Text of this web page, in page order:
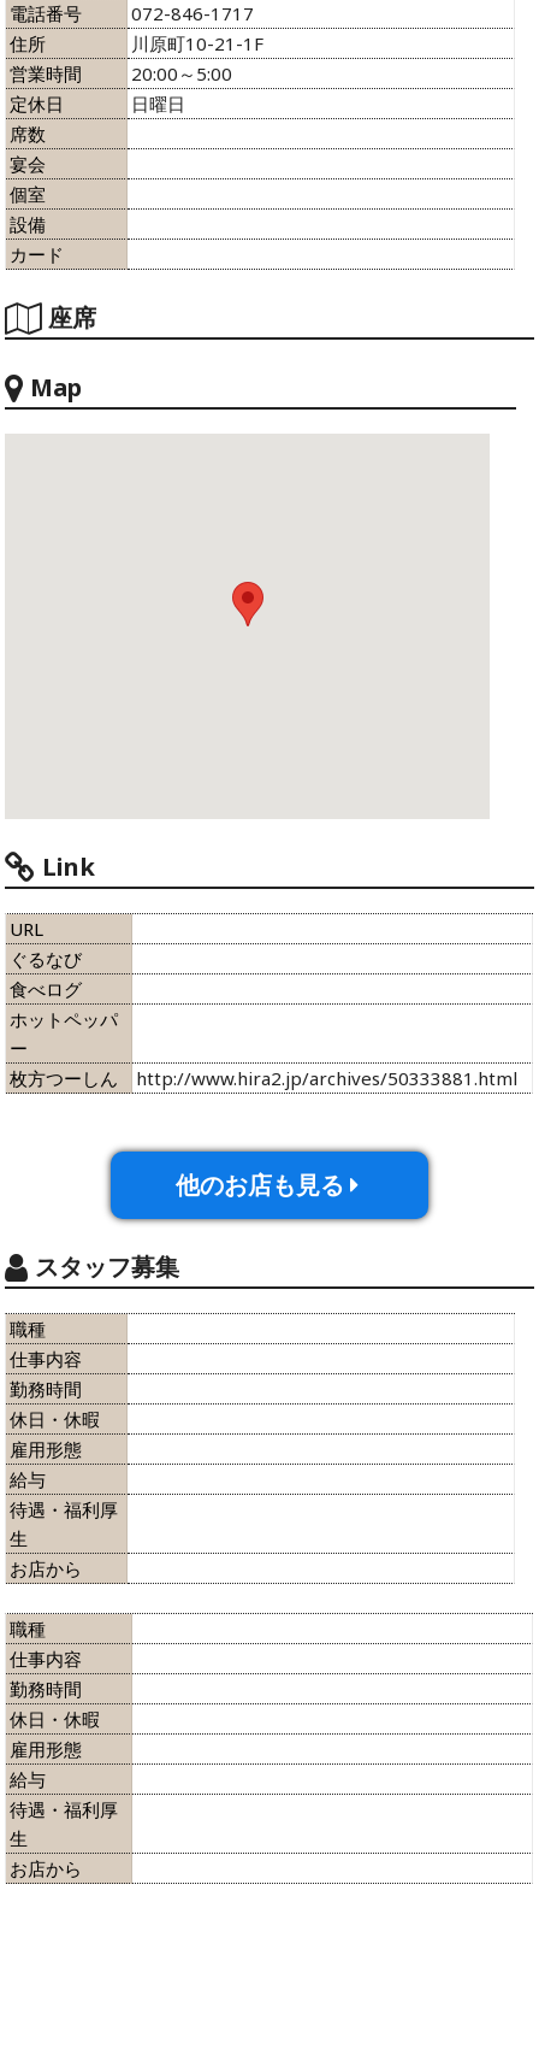
電話番号
072-846-1717
住所
川原町10-21-1F
営業時間
20:00～5:00
定休日
日曜日
席数
宴会
個室
設備
カード
座席
Map
Link
URL
ぐるなび
食べログ
ホットペッパ
ー
枚方つーしん
http://www.hira2.jp/archives/50333881.html
他のお店も見る
スタッフ募集
職種
仕事内容
勤務時間
休日・休暇
雇用形態
給与
待遇・福利厚
生
お店から
職種
仕事内容
勤務時間
休日・休暇
雇用形態
給与
待遇・福利厚
生
お店から